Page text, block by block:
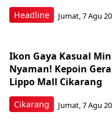
Headline Jumat, 7 Agu
Cikarang
Ikon Gaya Kasual
Nyaman! Kepoin
Lippo Mall Cikarang
Jumat, 7 Agu